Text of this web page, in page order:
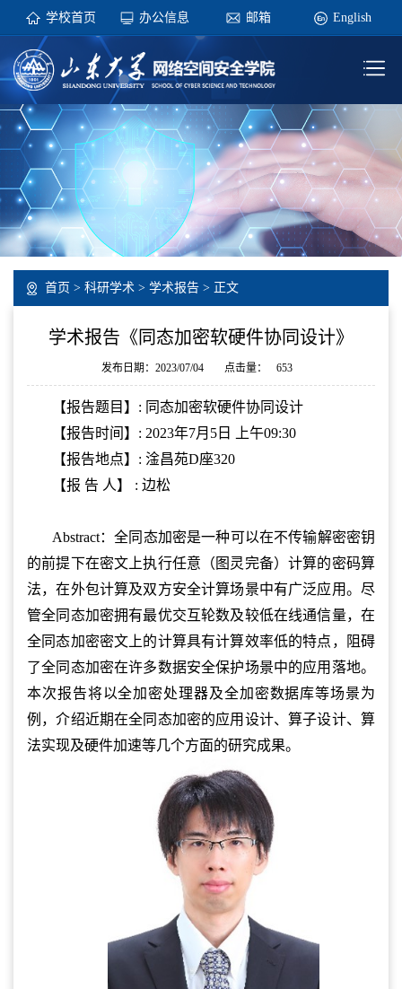
学校首页 办公信息 邮箱 English
首页 > 科研学术 > 学术报告 > 正文
学术报告《同态加密软硬件协同设计》
发布日期：2023/07/04 点击量： 653
【报告题目】: 同态加密软硬件协同设计
【报告时间】: 2023年7月5日 上午09:30
【报告地点】: 淦昌苑D座320
【报 告 人】 : 边松
Abstract：全同态加密是一种可以在不传输解密密钥
的前提下在密文上执行任意（图灵完备）计算的密码算
法，在外包计算及双方安全计算场景中有广泛应用。尽
管全同态加密拥有最优交互轮数及较低在线通信量，在
全同态加密密文上的计算具有计算效率低的特点，阻碍
了全同态加密在许多数据安全保护场景中的应用落地。
本次报告将以全加密处理器及全加密数据库等场景为
例，介绍近期在全同态加密的应用设计、算子设计、算
法实现及硬件加速等几个方面的研究成果。